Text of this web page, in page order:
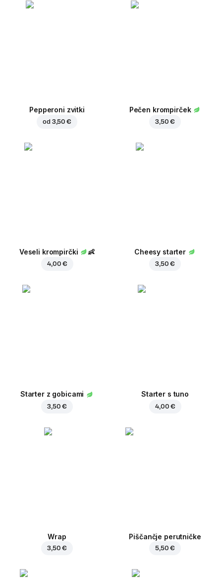
Pepperoni zvitki
od 3,50 €
Pečen krompirček
3,50 €
Veseli krompirčki 👶
4,00 €
Cheesy starter
3,50 €
Starter z gobicami
3,50 €
Starter s tuno
4,00 €
Wrap
3,50 €
Piščančje perutničke
5,50 €